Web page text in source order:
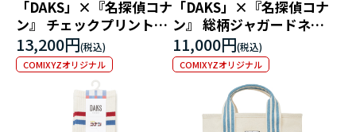
「DAKS」×『名探偵コナ
ン』 チェックプリントス
カーフ
13,200円
COMIXYZオリジナル
「DAKS」×『名探偵コナ
ン』 総柄ジャガードネク
タイ
11,000円
COMIXYZオリジナル